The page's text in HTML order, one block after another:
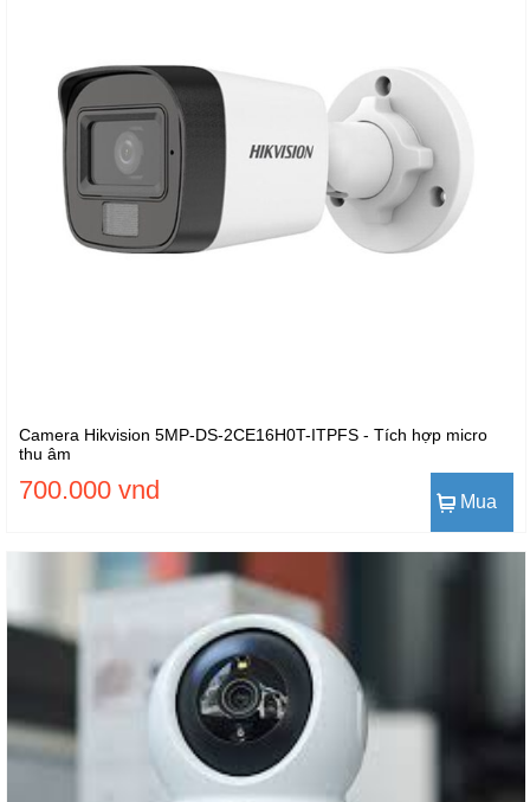
Camera Hikvision 5MP-DS-2CE16H0T-ITPFS - Tích hợp micro
thu âm
700.000 vnd Mua